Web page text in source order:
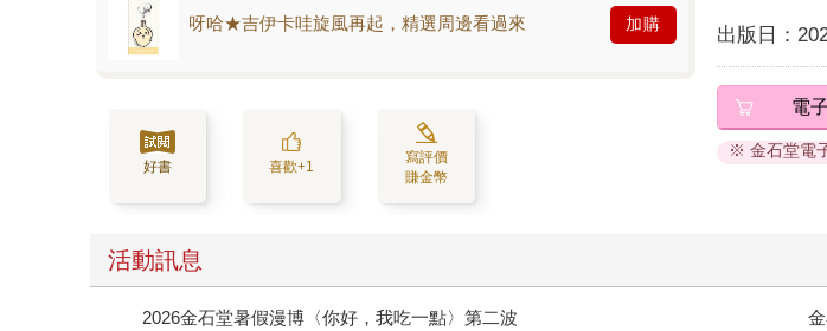
呀哈★吉伊卡哇旋風再起，精選周邊看過來 加購
好書 喜歡+1
寫評價
賺金幣
出版日：
電
※ 金石堂電
活動訊息
春光ｘ奇幻基地｜全書系展